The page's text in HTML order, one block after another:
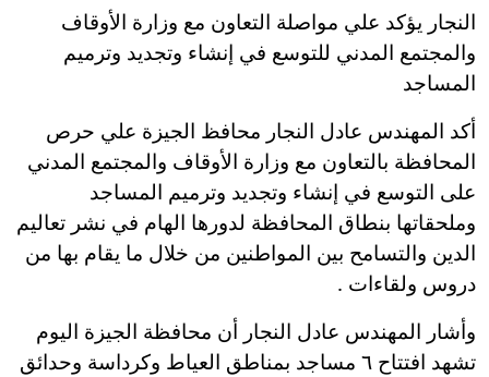
النجار يؤكد علي مواصلة التعاون مع وزارة الأوقاف
والمجتمع المدني للتوسع في إنشاء وتجديد وترميم
المساجد
أكد المهندس عادل النجار محافظ الجيزة علي حرص
المحافظة بالتعاون مع وزارة الأوقاف والمجتمع المدني
على التوسع في إنشاء وتجديد وترميم المساجد
وملحقاتها بنطاق المحافظة لدورها الهام في نشر تعاليم
الدين والتسامح بين المواطنين من خلال ما يقام بها من
دروس ولقاءات .
وأشار المهندس عادل النجار أن محافظة الجيزة اليوم
تشهد افتتاح ٦ مساجد بمناطق العياط وكرداسة وحدائق